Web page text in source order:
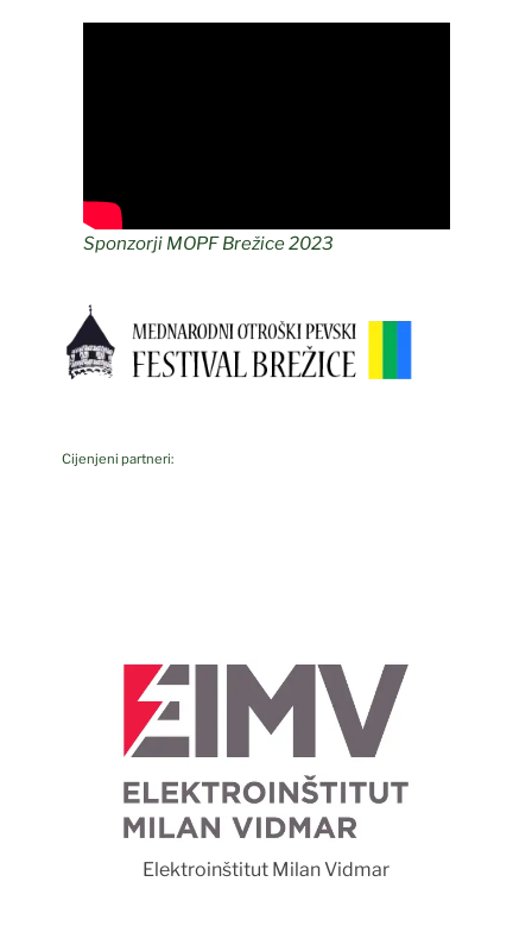
Sponzorji MOPF Brežice 2023
Cijenjeni partneri:
Elektroinštitut Milan Vidmar